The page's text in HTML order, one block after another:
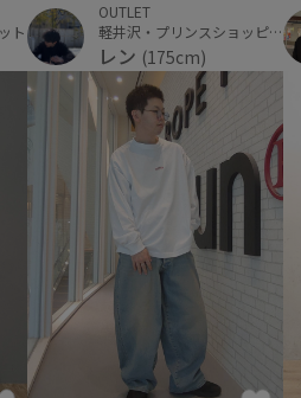
ト
OUTLET
軽井沢・プリンスショッピングプラザ
レン (175cm)